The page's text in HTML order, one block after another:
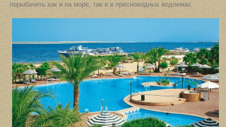
порыбачить как и на море, так и в пресноводных водоемах.